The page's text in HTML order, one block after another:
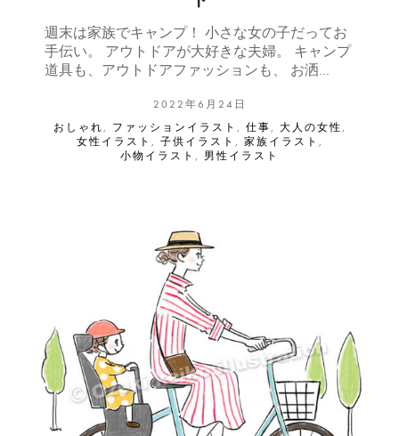
週末は家族でキャンプ！ 小さな女の子だってお
手伝い。 アウトドアが大好きな夫婦。 キャンプ
道具も、アウトドアファッションも、 お洒…
2022年6月24日
おしゃれ , ファッションイラスト , 仕事 , 大人の女性 ,
女性イラスト , 子供イラスト , 家族イラスト ,
小物イラスト , 男性イラスト